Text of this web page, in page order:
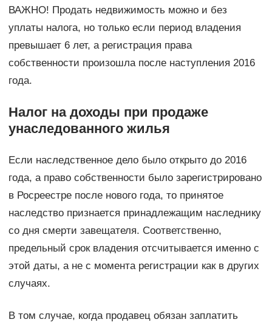
ВАЖНО! Продать недвижимость можно и без
уплаты налога, но только если период владения
превышает 6 лет, а регистрация права
собственности произошла после наступления 2016
года.
Налог на доходы при продаже
унаследованного жилья
Если наследственное дело было открыто до 2016
года, а право собственности было зарегистрировано
в Росреестре после нового года, то принятое
наследство признается принадлежащим наследнику
со дня смерти завещателя. Соответственно,
предельный срок владения отсчитывается именно с
этой даты, а не с момента регистрации как в других
случаях.
В том случае, когда продавец обязан заплатить